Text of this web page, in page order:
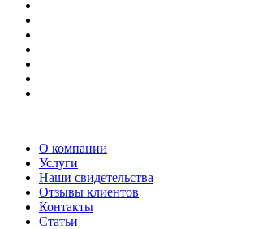
О компании
Услуги
Наши свидетельства
Отзывы клиентов
Контакты
Статьи